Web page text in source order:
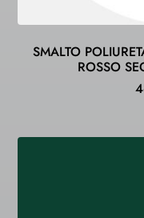
SMALTO
ROSSO